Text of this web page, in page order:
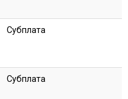
Субплата
Субплата